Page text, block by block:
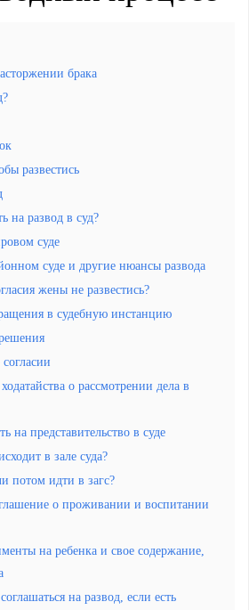
брака
развестись
на развод в суд?
суде
суде и другие нюансы развода
жены не развестись?
в судебную инстанцию
о рассмотрении дела в
на представительство в суде
в зале суда?
потом идти в загс?
о проживании и воспитании
на ребенка и свое содержание,
на развод, если есть